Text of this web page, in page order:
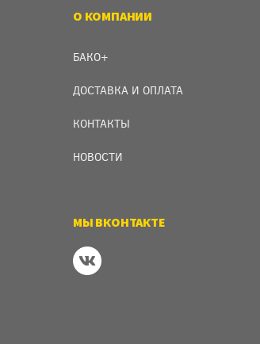
О КОМПАНИИ
БАКО+
ДОСТАВКА И ОПЛАТА
КОНТАКТЫ
НОВОСТИ
МЫ ВКОНТАКТЕ